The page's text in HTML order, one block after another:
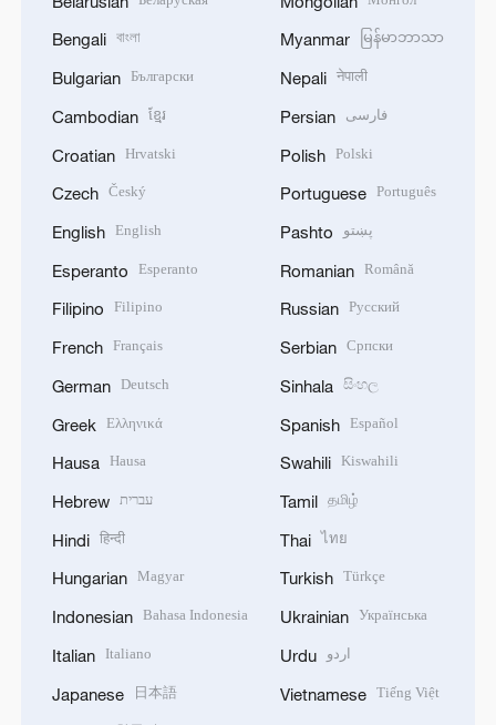
Bengali বাংলা
Bulgarian Български
Cambodian ខ្មែរ
Croatian Hrvatski
Czech Český
English English
Esperanto Esperanto
Filipino Filipino
French Français
German Deutsch
Greek Ελληνικά
Hausa Hausa
Hebrew עברית
Hindi हिन्दी
Hungarian Magyar
Indonesian Bahasa Indonesia
Italian Italiano
Japanese 日本語
Myanmar မြန်မာဘာသာ
Nepali नेपाली
Persian فارسی
Polish Polski
Portuguese Português
Pashto پښتو
Romanian Română
Russian Русский
Serbian Српски
Sinhala සිංහල
Spanish Español
Swahili Kiswahili
Tamil தமிழ்
Thai ไทย
Turkish Türkçe
Ukrainian Українська
Urdu اردو
Vietnamese Tiếng Việt